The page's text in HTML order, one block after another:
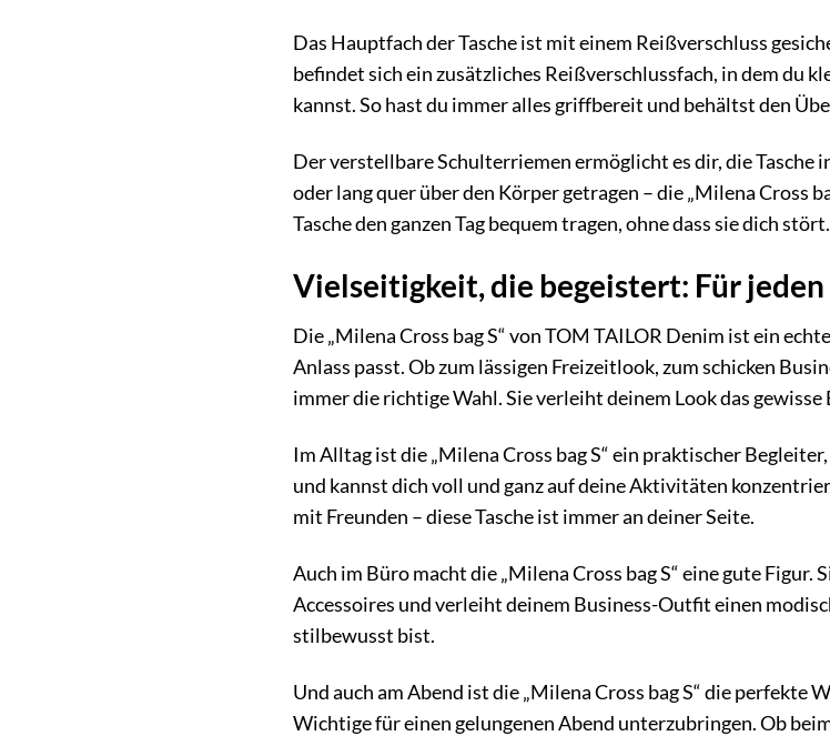
Das Hauptfach der Tasche ist mit einem Reißverschluss
befindet sich ein zusätzliches Reißverschlussfach, in dem du
kannst. So hast du immer alles griffbereit und behältst den
Der verstellbare Schulterriemen ermöglicht es dir, die Tasche
oder lang quer über den Körper getragen – die „Milena Cross
Tasche den ganzen Tag bequem tragen, ohne dass sie dich stört.
Vielseitigkeit, die begeistert: Für
Die „Milena Cross bag S“ von TOM TAILOR Denim ist ein
Anlass passt. Ob zum lässigen Freizeitlook, zum schicken
immer die richtige Wahl. Sie verleiht deinem Look das
Im Alltag ist die „Milena Cross bag S“ ein praktischer
und kannst dich voll und ganz auf deine Aktivitäten
mit Freunden – diese Tasche ist immer an deiner Seite.
Auch im Büro macht die „Milena Cross bag S“ eine gute
Accessoires und verleiht deinem Business-Outfit einen
stilbewusst bist.
Und auch am Abend ist die „Milena Cross bag S“ die perfekte
Wichtige für einen gelungenen Abend unterzubringen. Ob